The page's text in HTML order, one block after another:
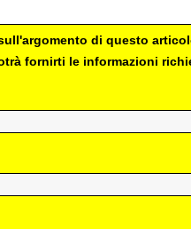
di questo
fornirti le informazioni